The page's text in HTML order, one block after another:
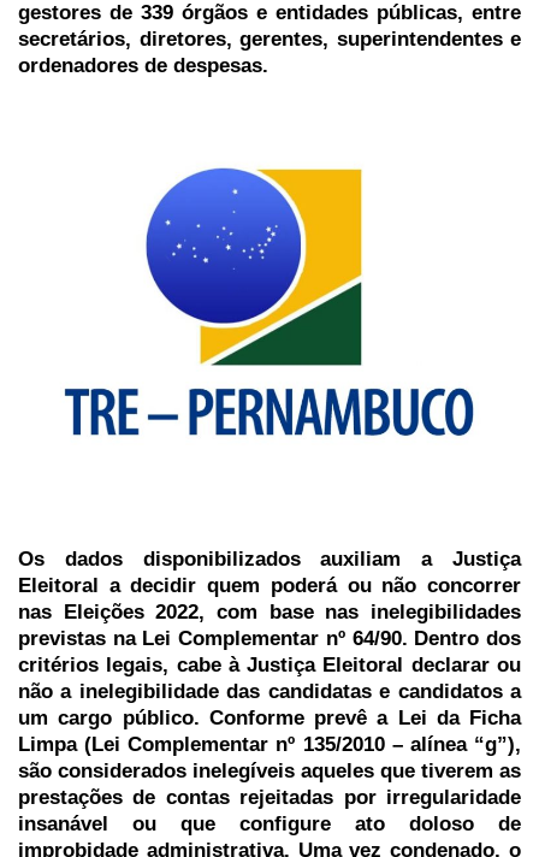
gestores de 339 órgãos e entidades públicas, entre
secretários, diretores, gerentes, superintendentes e
ordenadores de despesas.
Os dados disponibilizados auxiliam a Justiça
Eleitoral a decidir quem poderá ou não concorrer
nas Eleições 2022, com base nas inelegibilidades
previstas na Lei Complementar nº 64/90. Dentro dos
critérios legais, cabe à Justiça Eleitoral declarar ou
não a inelegibilidade das candidatas e candidatos a
um cargo público. Conforme prevê a Lei da Ficha
Limpa (Lei Complementar nº 135/2010 – alínea “g”),
são considerados inelegíveis aqueles que tiverem as
prestações de contas rejeitadas por irregularidade
insanável ou que configure ato doloso de
improbidade administrativa. Uma vez condenado, o